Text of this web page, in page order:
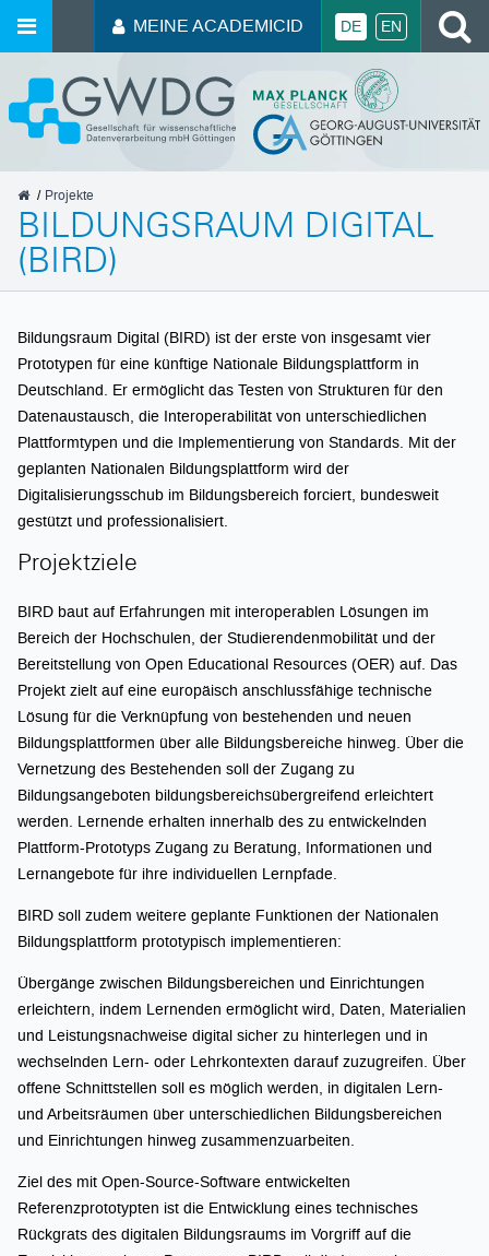
MEINE ACADEMICID DE EN
GWDG
Projekte
BILDUNGSRAUM DIGITAL
(BIRD)
Bildungsraum Digital (BIRD) ist der erste von insgesamt vier
Prototypen für eine künftige Nationale Bildungsplattform in
Deutschland. Er ermöglicht das Testen von Strukturen für den
Datenaustausch, die Interoperabilität von unterschiedlichen
Plattformtypen und die Implementierung von Standards. Mit der
geplanten Nationalen Bildungsplattform wird der
Digitalisierungsschub im Bildungsbereich forciert, bundesweit
gestützt und professionalisiert.
Projektziele
BIRD baut auf Erfahrungen mit interoperablen Lösungen im
Bereich der Hochschulen, der Studierendenmobilität und der
Bereitstellung von Open Educational Resources (OER) auf. Das
Projekt zielt auf eine europäisch anschlussfähige technische
Lösung für die Verknüpfung von bestehenden und neuen
Bildungsplattformen über alle Bildungsbereiche hinweg. Über die
Vernetzung des Bestehenden soll der Zugang zu
Bildungsangeboten bildungsbereichsübergreifend erleichtert
werden. Lernende erhalten innerhalb des zu entwickelnden
Plattform-Prototyps Zugang zu Beratung, Informationen und
Lernangebote für ihre individuellen Lernpfade.
BIRD soll zudem weitere geplante Funktionen der Nationalen
Bildungsplattform prototypisch implementieren:
Übergänge zwischen Bildungsbereichen und Einrichtungen
erleichtern, indem Lernenden ermöglicht wird, Daten, Materialien
und Leistungsnachweise digital sicher zu hinterlegen und in
wechselnden Lern- oder Lehrkontexten darauf zuzugreifen. Über
offene Schnittstellen soll es möglich werden, in digitalen Lern-
und Arbeitsräumen über unterschiedlichen Bildungsbereichen
und Einrichtungen hinweg zusammenzuarbeiten.
Ziel des mit Open-Source-Software entwickelten
Referenzprototypten ist die Entwicklung eines technisches
Rückgrats des digitalen Bildungsraums im Vorgriff auf die